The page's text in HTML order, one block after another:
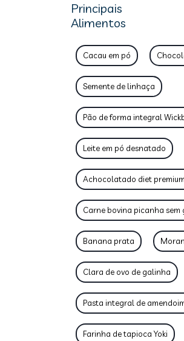
Principais
Alimentos
Cacau em pó
Semente de linhaça
Pão de forma integral
Leite em pó desnatado
Achocolatado diet
Carne bovina picanha sem
Banana prata
Clara de ovo de galinha
Pasta integral de
Farinha de tapioca Yoki